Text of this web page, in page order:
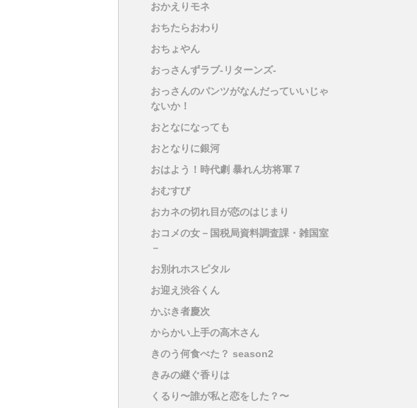
おかえりモネ
おちたらおわり
おちょやん
おっさんずラブ-リターンズ-
おっさんのパンツがなんだっていいじゃ
ないか！
おとなになっても
おとなりに銀河
おはよう！時代劇 暴れん坊将軍７
おむすび
おカネの切れ目が恋のはじまり
おコメの女－国税局資料調査課・雑国室
－
お別れホスピタル
お迎え渋谷くん
かぶき者慶次
からかい上手の高木さん
きのう何食べた？ season2
きみの継ぐ香りは
くるり〜誰が私と恋をした？〜